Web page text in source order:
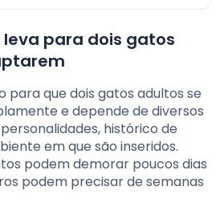
para dois gatos
para que dois gatos adultos se
e depende de diversos
histórico de
em que são inseridos.
podem demorar poucos dias
podem precisar de semanas